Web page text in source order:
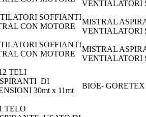
VENTIALATORI
SOFFIANTI
CON MOTORE
MISTRAL
VENTIALATORI
SOFFIANTI
CON MOTORE
MISTRAL
VENTIALATORI
TELI
DI
30mt x 11mt
BIOE- GORETEX
TELO